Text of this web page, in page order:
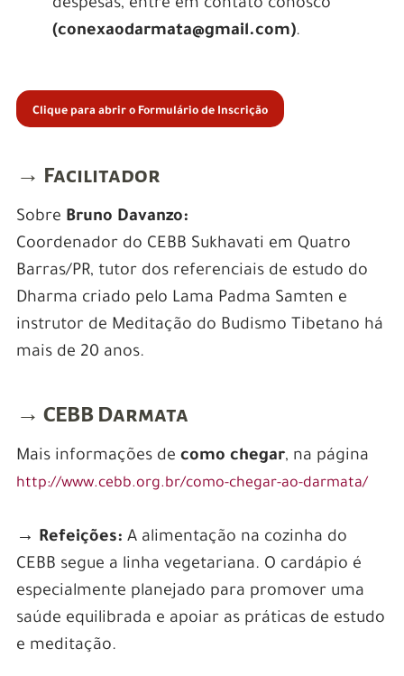
despesas, entre em contato conosco
(conexaodarmata@gmail.com).
Clique para abrir o Formulário de Inscrição
→ Facilitador
Sobre Bruno Davanzo:
Coordenador do CEBB Sukhavati em Quatro
Barras/PR, tutor dos referenciais de estudo do
Dharma criado pelo Lama Padma Samten e
instrutor de Meditação do Budismo Tibetano há
mais de 20 anos.
→ CEBB Darmata
Mais informações de como chegar, na página
http://www.cebb.org.br/como-chegar-ao-darmata/
→ Refeições: A alimentação na cozinha do
CEBB segue a linha vegetariana. O cardápio é
especialmente planejado para promover uma
saúde equilibrada e apoiar as práticas de estudo
e meditação.